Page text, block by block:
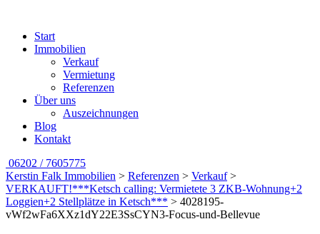
Start
Immobilien
Verkauf
Vermietung
Referenzen
Über uns
Auszeichnungen
Blog
Kontakt
06202 / 7605775
Kerstin Falk Immobilien > Referenzen > Verkauf>
VERKAUFT!***Ketsch calling: Vermietete 3 ZKB-Wohnung+2
Loggien+2 Stellplätze in Ketsch*** > 4028195-
vWf2wFa6XXz1dY22E3SsCYN3-Focus-und-Bellevue